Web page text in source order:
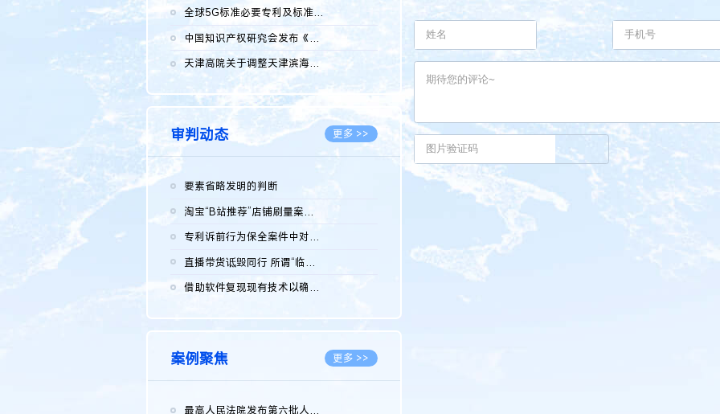
全球5G标准必要专利及标准提案研究报告（2026年）全文发布
中国知识产权研究会发布《2025年度中国企业海外知识产权纠纷调查...
2026.08.07
天津高院关于调整天津滨海高新技术产业开发区华苑科技园一审普通...
2026.08.07
审判动态 更多 >>
要素省略发明的判断
淘宝“B站推荐”店铺刷量案维持原判，两被告连带赔偿150万元
专利诉前行为保全案件中对仿制药申请人曾作出三类声明的考量及违...
直播带货诋毁同行 所谓“临场发挥”不免责
借助软件复现现有技术以确认相关参数特征是否被公开
案例聚焦 更多 >>
最高人民法院发布第六批人民法院种业知识产权司法保护典型案例 含...